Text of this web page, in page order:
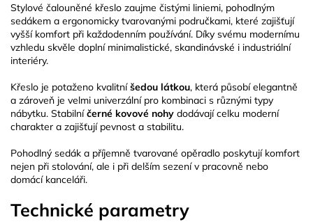
Stylové čalouněné křeslo zaujme čistými liniemi, pohodlným
sedákem a ergonomicky tvarovanými područkami, které zajišťují
vyšší komfort při každodenním používání. Díky svému modernímu
vzhledu skvěle doplní minimalistické, skandinávské i industriální
interiéry.
Křeslo je potaženo kvalitníšedou látkou, která působí elegantně
a zároveň je velmi univerzální pro kombinaci s různými typy
nábytku. Stabilníčerné kovové nohy dodávají celku moderní
charakter a zajišťují pevnost a stabilitu.
Pohodlný sedák a příjemně tvarované opěradlo poskytují komfort
nejen při stolování, ale i při delším sezení v pracovně nebo
domácí kanceláři.
Technické parametry